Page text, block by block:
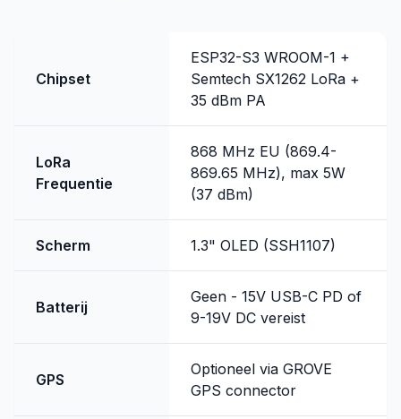
Chipset
ESP32-S3 WROOM-1 +
Semtech SX1262 LoRa +
35 dBm PA
LoRa
Frequentie
868 MHz EU (869.4-
869.65 MHz), max 5W
(37 dBm)
Scherm 1.3" OLED (SSH1107)
Batterij
Geen - 15V USB-C PD of
9-19V DC vereist
GPS
Optioneel via GROVE
GPS connector